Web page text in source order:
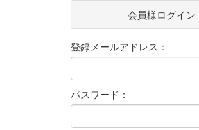
会員様ログイン
登録メールアドレス：
パスワード：